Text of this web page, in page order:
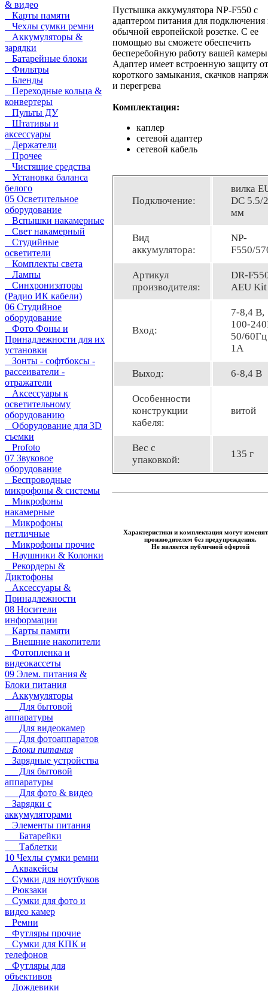
& видео
Карты памяти
Чехлы сумки ремни
Аккумуляторы &
зарядки
Батарейные блоки
Фильтры
Бленды
Переходные кольца &
конвертеры
Пульты ДУ
Штативы и
аксессуары
Держатели
Прочее
Чистящие средства
Установка баланса
белого
05 Осветительное
оборудование
Вспышки накамерные
Свет накамерный
Студийные
осветители
Комплекты света
Лампы
Синхронизаторы
(Радио ИК кабели)
06 Студийное
оборудование
Фото Фоны и
Принадлежности для их
установки
Зонты - софтбоксы -
рассеиватели -
отражатели
Аксессуары к
осветительному
оборудованию
Оборудование для 3D
съемки
Profoto
07 Звуковое
оборудование
Беспроводные
микрофоны & системы
Микрофоны
накамерные
Микрофоны
петличные
Микрофоны прочие
Наушники & Колонки
Рекордеры &
Диктофоны
Аксессуары &
Принадлежности
08 Носители
информации
Карты памяти
Внешние накопители
Фотопленка и
видеокассеты
09 Элем. питания &
Блоки питания
Аккумуляторы
Для бытовой
аппаратуры
Для видеокамер
Для фотоаппаратов
Блоки питания
Зарядные устройства
Для бытовой
аппаратуры
Для фото & видео
Зарядки с
аккумуляторами
Элементы питания
Батарейки
Таблетки
10 Чехлы сумки ремни
Аквакейсы
Сумки для ноутбуков
Рюкзаки
Сумки для фото и
видео камер
Ремни
Футляры прочие
Сумки для КПК и
телефонов
Футляры для
объективов
Дождевики
Пустышка аккумулятора NP-F550 с
адаптером питания для подключения
обычной европейской розетке. С ее
помощью вы сможете обеспечить
бесперебойную работу вашей
Адаптер имеет встроенную защиту от
короткого замыкания, скачков
и перегрева
Комплектация:
каплер
сетевой адаптер
сетевой кабель
Подключение:
вилка
DC 5.5/
мм
Вид
аккумулятора:
NP-
F550/
Артикул
производителя:
DR-
AEU Kit
Вход:
7-8,4 В,
100-
50/60Гц
1A
Выход: 6-8,4 В
Особенности
конструкции
кабеля:
витой
Вес с
упаковкой:
135 г
Характеристики и комплектация могут
производителем без предупреждения.
Не является публичной офертой